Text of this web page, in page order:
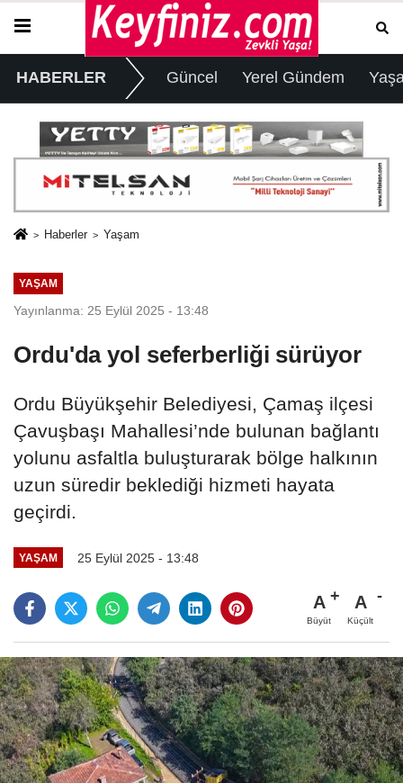
HABERLER Güncel Yerel Gündem
Haberler Yaşam
YAŞAM
Yayınlanma: 25 Eylül 2025 - 13:48
Ordu'da yol seferberliği sürüyor
Ordu Büyükşehir Belediyesi, Çamaş ilçesi
Çavuşbaşı Mahallesi’nde bulunan bağlantı
yolunu asfaltla buluşturarak bölge halkının
uzun süredir beklediği hizmeti hayata
geçirdi.
YAŞAM 25 Eylül 2025 - 13:48
A
Büyüt
A
Küçült